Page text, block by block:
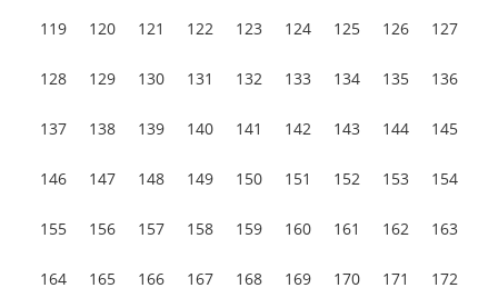
119 120 121 122 123 124 125 126 127
128 129 130 131 132 133 134 135 136
137 138 139 140 141 142 143 144 145
146 147 148 149 150 151 152 153 154
155 156 157 158 159 160 161 162 163
164 165 166 167 168 169 170 171 172